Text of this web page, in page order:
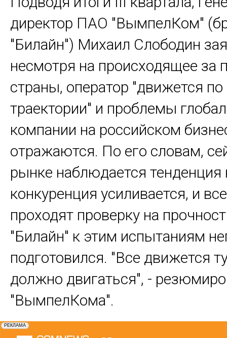
директор ПАО "ВымпелКом"
"Билайн") Михаил Слободин
несмотря на происходящее за
страны, оператор "движется
траектории" и проблемы
компании на российском
отражаются. По его словам,
рынке наблюдается тенденция
конкуренция усиливается, и
проходят проверку на
"Билайн" к этим испытаниям
подготовился. "Все движется
должно двигаться", -
"ВымпелКома".